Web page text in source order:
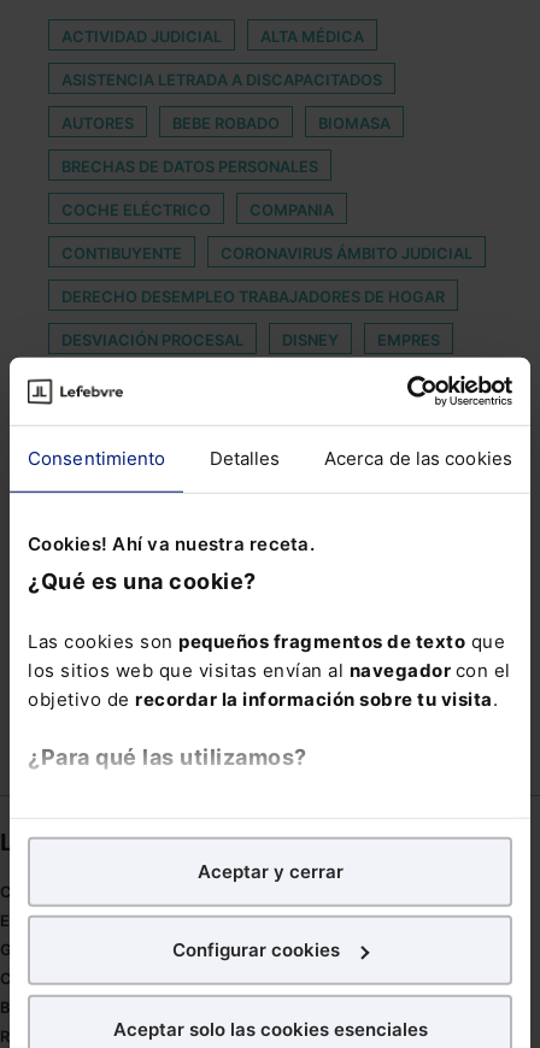
Consentimiento Detalles Acerca de las cookies
Cookies! Ahí va nuestra receta.
¿Qué es una cookie?
Las cookies son pequeños fragmentos de texto que
los sitios web que visitas envían al navegador con el
objetivo de recordar la información sobre tu visita.
¿Para qué las utilizamos?
analíticospara tratar demejorar tu experienciaen
nuestra página web. También con fines publicitarios,
para poder mostrarte publicidad y contenidos de tu
¿Qué puedes hacer?
Aceptar y cerrar
Configurar cookies
Aceptar solo las cookies esenciales
ACTIVIDAD JUDICIAL ALTA MÉDICA
ASISTENCIA LETRADA A DISCAPACITADOS
AUTORES BEBE ROBADO BIOMASA
BRECHAS DE DATOS PERSONALES
COCHE ELÉCTRICO COMPANIA
CONTIBUYENTE CORONAVIRUS ÁMBITO JUDICIAL
DERECHO DESEMPLEO TRABAJADORES DE HOGAR
DESVIACIÓN PROCESAL DISNEY EMPRES
FINANCIERO
HERRAMIENTA DE VALORACIÓN DE PUESTOS DE
TRABAJO
HUGO ÉCIJA LARROSA MANO
MEDIACIÓN PENAL MENSAJERÍA ELECTRÓNICA
MUROS DE PAGO NYSE
PRETENSIONES CONEXAS
REFLEXION RUEDA TASA DE DEPENDENCIA
Links directos
Coronavirus
Estudio de salud abogacía
Gestión de despachos
Compliance
Buenas Prácticas Tributarias
RGPD